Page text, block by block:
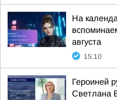
На
августа
15:10
Героиней
Светлана